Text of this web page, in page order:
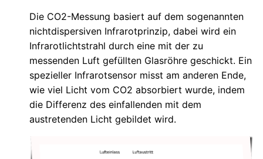
Die CO2-Messung basiert auf dem sogenannten
nichtdispersiven Infrarotprinzip, dabei wird ein
Infrarotlichtstrahl durch eine mit der zu
messenden Luft gefüllten Glasröhre geschickt. Ein
spezieller Infrarotsensor misst am anderen Ende,
wie viel Licht vom CO2 absorbiert wurde, indem
die Differenz des einfallenden mit dem
austretenden Licht gebildet wird.